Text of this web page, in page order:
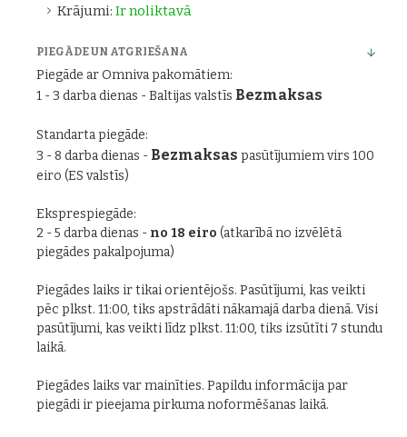
Krājumi: Ir noliktavā
PIEGĀDE UN ATGRIEŠANA
Piegāde ar Omniva pakomātiem:
1 - 3 darba dienas - Baltijas valstīs Bezmaksas
Standarta piegāde:
3 - 8 darba dienas - Bezmaksas pasūtījumiem virs 100
eiro (ES valstīs)
Eksprespiegāde:
2 - 5 darba dienas - no 18 eiro (atkarībā no izvēlētā
piegādes pakalpojuma)
Piegādes laiks ir tikai orientējošs. Pasūtījumi, kas veikti
pēc plkst. 11:00, tiks apstrādāti nākamajā darba dienā. Visi
pasūtījumi, kas veikti līdz plkst. 11:00, tiks izsūtīti 7 stundu
laikā.
Piegādes laiks var mainīties. Papildu informācija par
piegādi ir pieejama pirkuma noformēšanas laikā.